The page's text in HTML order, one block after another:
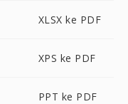
XLSX ke PDF
XPS ke PDF
PPT ke PDF